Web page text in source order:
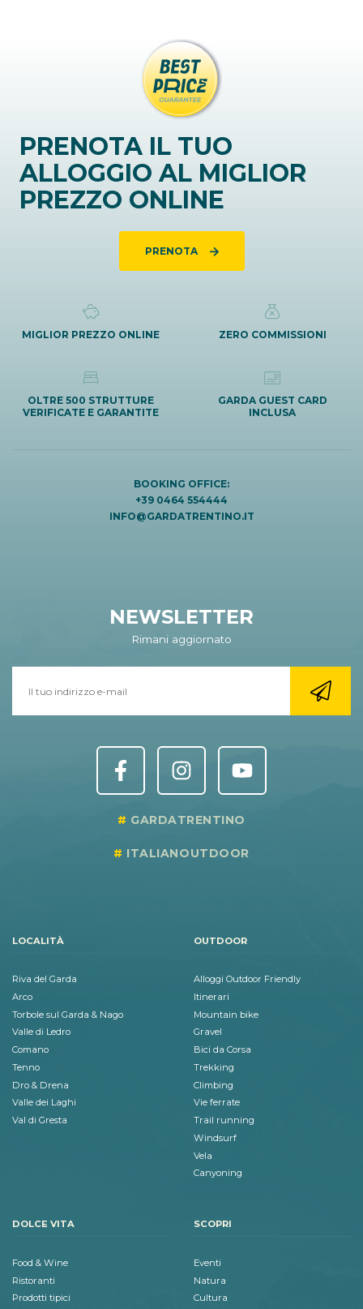
PRENOTA IL TUO
ALLOGGIO AL MIGLIOR
PREZZO ONLINE
PRENOTA
MIGLIOR PREZZO ONLINE ZERO COMMISSIONI
OLTRE 500 STRUTTURE
VERIFICATE E GARANTITE
GARDA GUEST CARD
INCLUSA
BOOKING OFFICE:
+39 0464 554444
INFO@GARDATRENTINO.IT
NEWSLETTER
Rimani aggiornato
GARDATRENTINO
ITALIANOUTDOOR
LOCALITÀ
Riva del Garda
Arco
Torbole sul Garda & Nago
Valle di Ledro
Comano
Tenno
Dro & Drena
Valle dei Laghi
Val di Gresta
OUTDOOR
Alloggi Outdoor Friendly
Itinerari
Mountain bike
Gravel
Bici da Corsa
Trekking
Climbing
Vie ferrate
Trail running
Windsurf
Vela
Canyoning
DOLCE VITA
Food & Wine
Ristoranti
Prodotti tipici
SCOPRI
Eventi
Natura
Cultura